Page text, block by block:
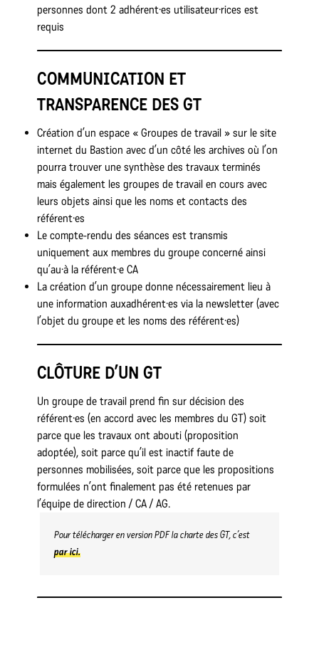
personnes dont 2 adhérent·es utilisateur·rices est
requis
COMMUNICATION ET
TRANSPARENCE DES GT
Création d’un espace « Groupes de travail » sur le site
internet du Bastion avec d’un côté les archives où l’on
pourra trouver une synthèse des travaux terminés
mais également les groupes de travail en cours avec
leurs objets ainsi que les noms et contacts des
référent·es
Le compte-rendu des séances est transmis
uniquement aux membres du groupe concerné ainsi
qu’au·à la référent·e CA
La création d’un groupe donne nécessairement lieu à
une information auxadhérent·es via la newsletter (avec
l’objet du groupe et les noms des référent·es)
CLÔTURE D’UN GT
Un groupe de travail prend fin sur décision des
référent·es (en accord avec les membres du GT) soit
parce que les travaux ont abouti (proposition
adoptée), soit parce qu’il est inactif faute de
personnes mobilisées, soit parce que les propositions
formulées n’ont finalement pas été retenues par
l’équipe de direction / CA / AG.
Pour télécharger en version PDF la charte des GT, c’est
par ici.